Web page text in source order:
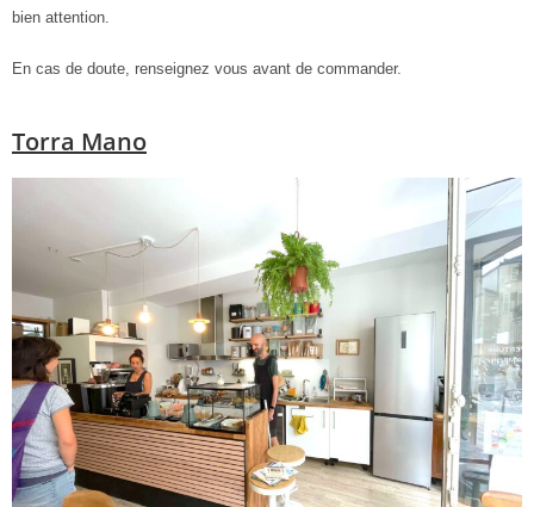
bien attention.
En cas de doute, renseignez vous avant de commander.
Torra Mano